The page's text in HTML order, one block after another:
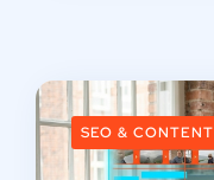
SEO & CONTENT